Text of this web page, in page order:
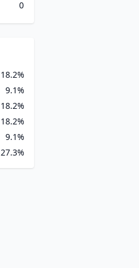
0
18.2%
9.1%
18.2%
18.2%
9.1%
27.3%